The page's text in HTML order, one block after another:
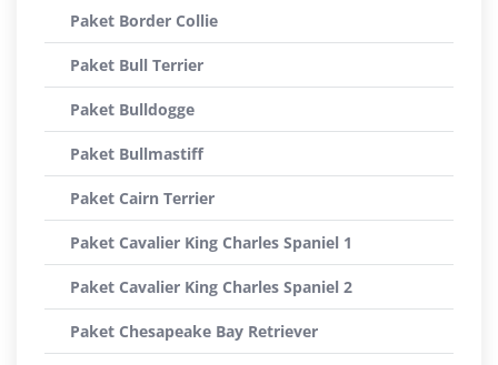
Paket Border Collie
Paket Bull Terrier
Paket Bulldogge
Paket Bullmastiff
Paket Cairn Terrier
Paket Cavalier King Charles Spaniel 1
Paket Cavalier King Charles Spaniel 2
Paket Chesapeake Bay Retriever